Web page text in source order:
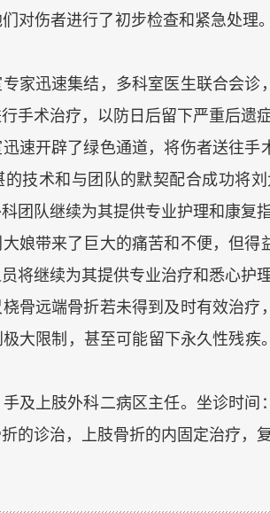
对伤者进行了初步检查和紧急处
家迅速集结，多科室医生联合会
手术治疗，以防日后留下严重后遗
速开辟了绿色通道，将伤者送往
技术和与团队的默契配合成功将
团队继续为其提供专业护理和康复
娘带来了巨大的痛苦和不便，但
将继续为其提供专业治疗和悉心护
骨远端骨折若未得到及时有效治
大限制，甚至可能留下永久性残
手及上肢外科二病区主任。坐诊时
的诊治，上肢骨折的内固定治疗，